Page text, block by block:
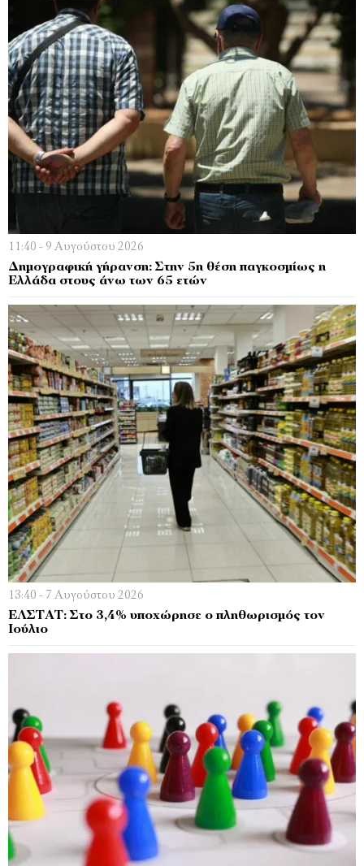
11:40 - 9 Αυγούστου 2026
Δημογραφική γήρανση: Στην 5η θέση παγκοσμίως η
Ελλάδα στους άνω των 65 ετών
13:40 - 7 Αυγούστου 2026
EΛΣΤΑΤ: Στο 3,4% υποχώρησε ο πληθωρισμός τον
Ιούλιο